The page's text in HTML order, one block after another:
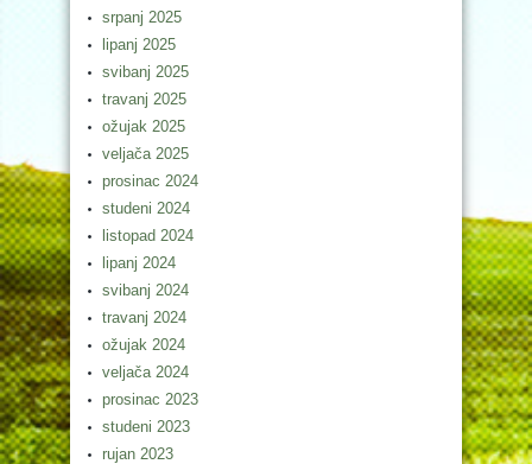
srpanj 2025
lipanj 2025
svibanj 2025
travanj 2025
ožujak 2025
veljača 2025
prosinac 2024
studeni 2024
listopad 2024
lipanj 2024
svibanj 2024
travanj 2024
ožujak 2024
veljača 2024
prosinac 2023
studeni 2023
rujan 2023